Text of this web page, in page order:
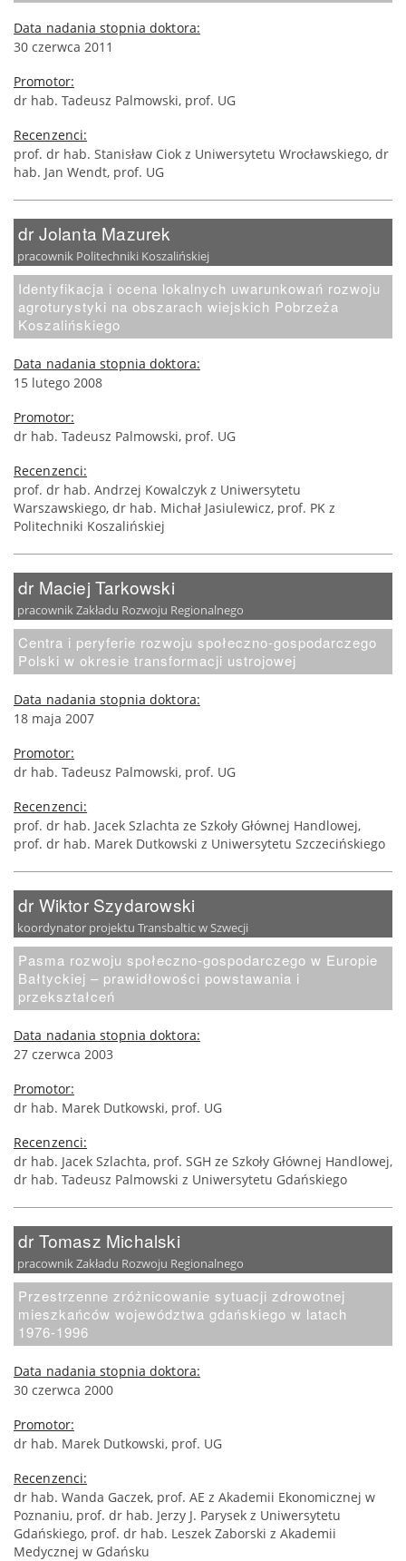
Data nadania stopnia doktora:
30 czerwca 2011
Promotor:
dr hab. Tadeusz Palmowski, prof. UG
Recenzenci:
prof. dr hab. Stanisław Ciok z Uniwersytetu Wrocławskiego, dr
hab. Jan Wendt, prof. UG
dr Jolanta Mazurek
pracownik Politechniki Koszalińskiej
Identyfikacja i ocena lokalnych uwarunkowań rozwoju
agroturystyki na obszarach wiejskich Pobrzeża
Koszalińskiego
Data nadania stopnia doktora:
15 lutego 2008
Promotor:
dr hab. Tadeusz Palmowski, prof. UG
Recenzenci:
prof. dr hab. Andrzej Kowalczyk z Uniwersytetu
Warszawskiego, dr hab. Michał Jasiulewicz, prof. PK z
Politechniki Koszalińskiej
dr Maciej Tarkowski
pracownik Zakładu Rozwoju Regionalnego
Centra i peryferie rozwoju społeczno-gospodarczego
Polski w okresie transformacji ustrojowej
Data nadania stopnia doktora:
18 maja 2007
Promotor:
dr hab. Tadeusz Palmowski, prof. UG
Recenzenci:
prof. dr hab. Jacek Szlachta ze Szkoły Głównej Handlowej,
prof. dr hab. Marek Dutkowski z Uniwersytetu Szczecińskiego
dr Wiktor Szydarowski
koordynator projektu Transbaltic w Szwecji
Pasma rozwoju społeczno-gospodarczego w Europie
Bałtyckiej – prawidłowości powstawania i
przekształceń
Data nadania stopnia doktora:
27 czerwca 2003
Promotor:
dr hab. Marek Dutkowski, prof. UG
Recenzenci:
dr hab. Jacek Szlachta, prof. SGH ze Szkoły Głównej Handlowej,
dr hab. Tadeusz Palmowski z Uniwersytetu Gdańskiego
dr Tomasz Michalski
pracownik Zakładu Rozwoju Regionalnego
Przestrzenne zróżnicowanie sytuacji zdrowotnej
mieszkańców województwa gdańskiego w latach
1976-1996
Data nadania stopnia doktora:
30 czerwca 2000
Promotor:
dr hab. Marek Dutkowski, prof. UG
Recenzenci:
dr hab. Wanda Gaczek, prof. AE z Akademii Ekonomicznej w
Poznaniu, prof. dr hab. Jerzy J. Parysek z Uniwersytetu
Gdańskiego, prof. dr hab. Leszek Zaborski z Akademii
Medycznej w Gdańsku